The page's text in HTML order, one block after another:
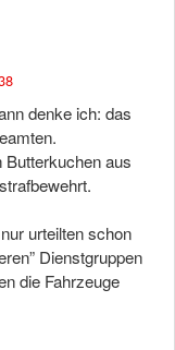
denke ich: das
aus
urteilten schon
Dienstgruppen
die Fahrzeuge